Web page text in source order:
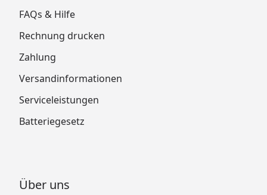
FAQs & Hilfe
Rechnung drucken
Zahlung
Versandinformationen
Serviceleistungen
Batteriegesetz
Über uns